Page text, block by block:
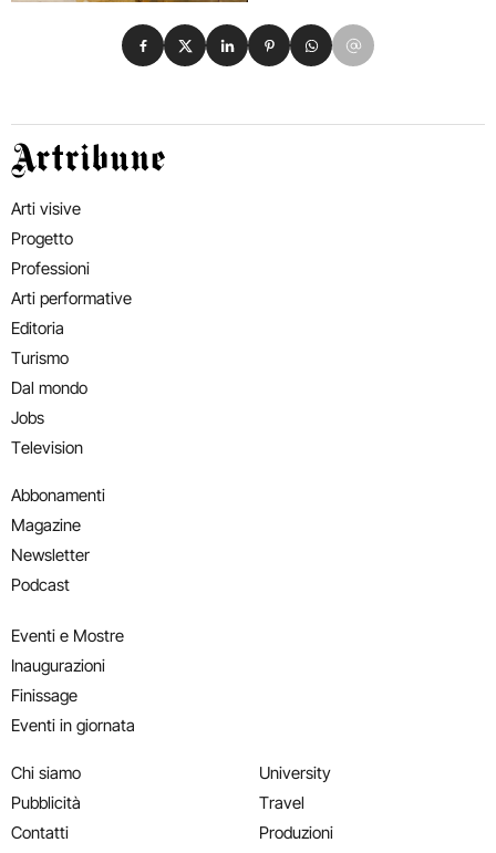
Condividi su Facebook
Condividi su X
Condividi su LinkedIn
Condividi su Pinterest
Condividi su WhatsApp
Condividi su Email
Artribune
Arti visive
Progetto
Professioni
Arti performative
Editoria
Turismo
Dal mondo
Jobs
Television
Abbonamenti
Magazine
Newsletter
Podcast
Eventi e Mostre
Inaugurazioni
Finissage
Eventi in giornata
Chi siamo
Pubblicità
Contatti
University
Travel
Produzioni